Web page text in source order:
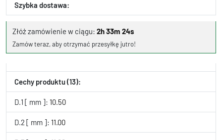
Szybka dostawa:
Złóż zamówienie w ciągu: 2h 33m 24s
Zamów teraz, aby otrzymać przesyłkę jutro!
Cechy produktu (13):
D.1 [ mm ]: 10.50
D.2 [ mm ]: 11.00